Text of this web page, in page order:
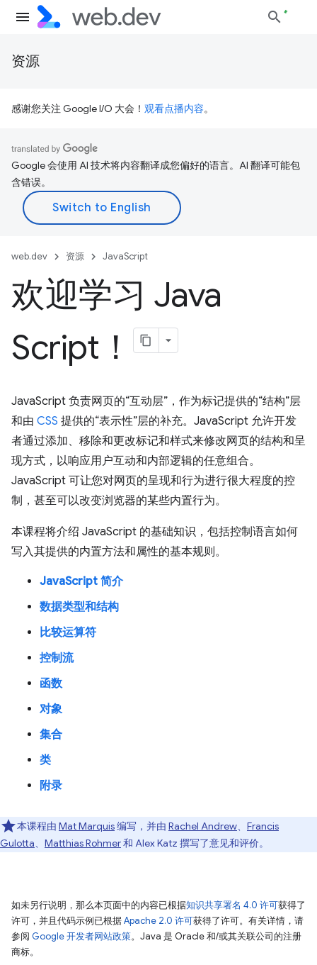
资源
感谢您关注 Google I/O 大会！ 观看点播内容。
Google 会使用 AI 技术将内容翻译成您偏好的语言。AI 翻译可能包
含错误。
web.dev 资源 JavaScript
欢迎学习 Java
Script！
JavaScript 负责网页的“互动层”，作为标记提供的“结构”层
和由 CSS 提供的“表示性”层的补充。 JavaScript 允许开发
者通过添加、移除和更改标记和样式来修改网页的结构和呈
现方式，以响应用户互动和内部逻辑的任意组合。
JavaScript 可让您对网页的呈现和行为进行很大程度的控
制，甚至可以改变浏览器的某些内置行为。
本课程将介绍 JavaScript 的基础知识，包括控制语言如何
写入其提供的内置方法和属性的基本规则。
JavaScript 简介
数据类型和结构
比较运算符
控制流
函数
对象
集合
类
附录
本课程由 Mat Marquis编写，并由 Rachel Andrew、 Francis
Gulotta、 Matthias Rohmer和 Alex Katz 撰写了意见和评价。
如未另行说明，那么本页面中的内容已根据知识共享署名 4.0 许可获得了
许可，并且代码示例已根据Apache 2.0 许可获得了许可。有关详情，请
参阅 Google 开发者网站政策。Java 是 Oracle 和/或其关联公司的注册
商标。